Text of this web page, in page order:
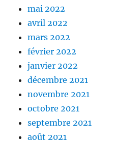
mai 2022
avril 2022
mars 2022
février 2022
janvier 2022
décembre 2021
novembre 2021
octobre 2021
septembre 2021
août 2021